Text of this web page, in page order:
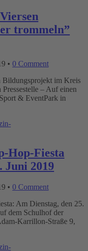
trommeln”
• 0 Comment
Bildungsprojekt im Kreis
– Auf einen
& EventPark in
Hop-Fiesta
Juni 2019
• 0 Comment
Am Dienstag, den 25.
dem Schulhof der
Karrillon-Straße 9,